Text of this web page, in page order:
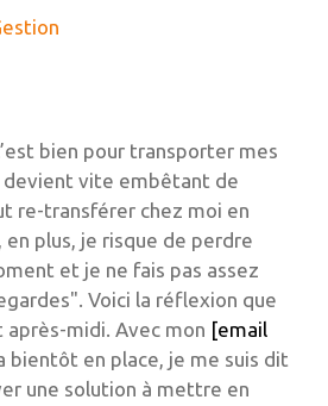
bien pour transporter mes
devient vite embêtant de
re-transférer chez moi en
plus, je risque de perdre
et je ne fais pas assez
Voici la réflexion que
midi. Avec mon [email
bientôt en place, je me suis dit
une solution à mettre en